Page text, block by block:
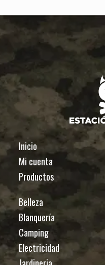
Inicio
Mi cuenta
Productos
Belleza
Blanquería
Camping
Electricidad